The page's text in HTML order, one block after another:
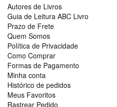
Comunicação
Concursos
Contabilidade
Culinária E
Gastronomia
Dicionários
Autores de Livros
Guia de Leitura ABC Livro
Prazo de Frete
Quem Somos
Política de Privacidade
Como Comprar
Formas de Pagamento
Minha conta
Histórico de pedidos
Meus Favoritos
Rastrear Pedido